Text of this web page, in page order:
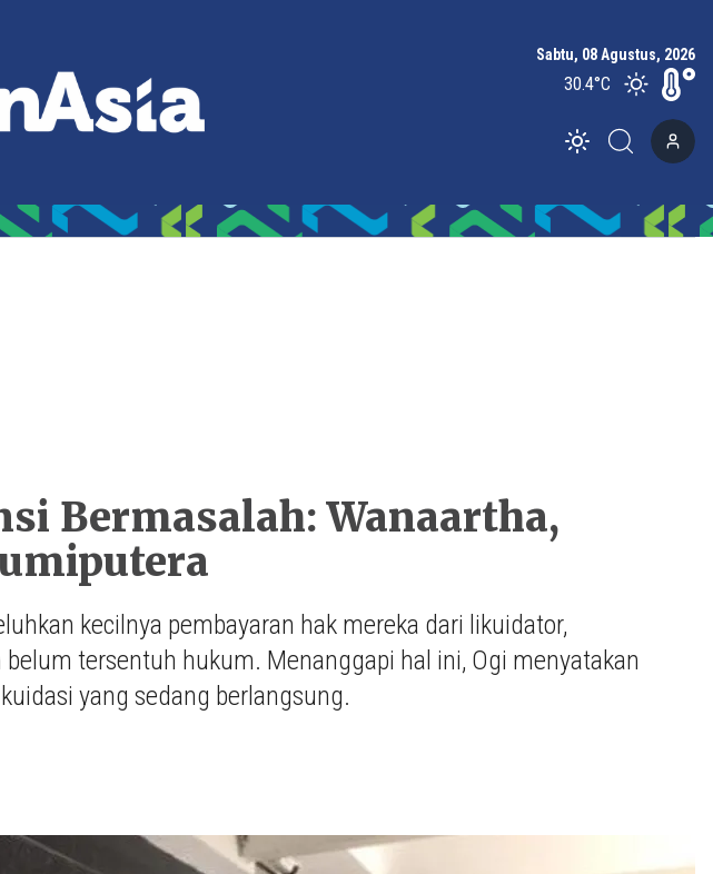
Sabtu, 08 Agustus, 2026
30.4°C
Toggle theme
Bermasalah: Wanaartha,
kecilnya pembayaran hak mereka dari likuidator,
tersentuh hukum. Menanggapi hal ini, Ogi menyatakan
yang sedang berlangsung.